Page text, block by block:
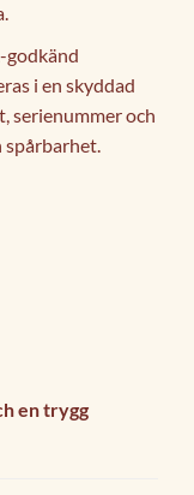
godkänd
i en skyddad
serienummer och
en trygg